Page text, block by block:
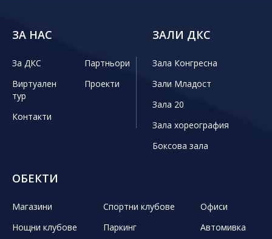
ЗА НАС
За ДКС
Партньори
Виртуален
тур
Проекти
Контакти
ЗАЛИ ДКС
Зала Конгресна
Зали Младост
Зала 20
Зала хореография
Боксова зала
ОБЕКТИ
Магазини Спортни клубове
Офиси
Нощни клубове
Паркинг
Автомивка